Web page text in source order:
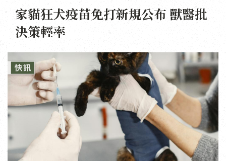
家貓狂犬疫苗免打新規公布 獸醫批
決策輕率